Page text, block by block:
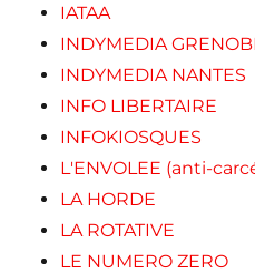
IATAA
INDYMEDIA
INDYMEDIA NANTES
INFO LIBERTAIRE
INFOKIOSQUES
L'ENVOLEE (anti-
LA HORDE
LA ROTATIVE
LE NUMERO ZERO